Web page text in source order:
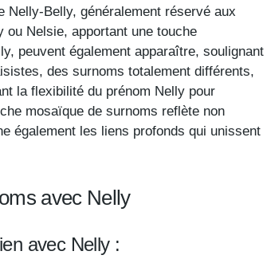
Belly, généralement réservé aux
Nelsie, apportant une touche
peuvent également apparaître, soulignant
des surnoms totalement différents,
la flexibilité du prénom Nelly pour
mosaïque de surnoms reflète non
également les liens profonds qui unissent
avec Nelly
avec Nelly :